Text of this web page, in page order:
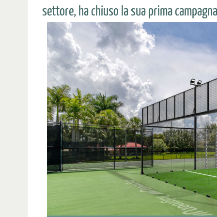
settore, ha chiuso la sua prima campagna